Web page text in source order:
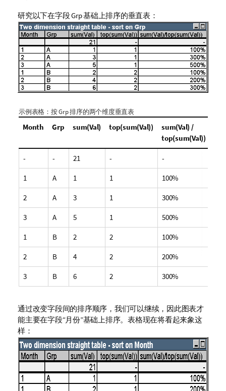
研究以下在字段 Grp 基础上排序的垂直表：
示例表格：按Grp排序的两个维度垂直表
Month Grp sum(Val) top(sum(Val))
sum(Val) /
top(sum(Val))
- - 21 - -
1 A 1 1 100%
2 A 3 1 300%
3 A 5 1 500%
1 B 2 2 100%
2 B 4 2 200%
3 B 6 2 300%
通过改变字段间的排序顺序，我们可以继续，因此图表才
能主要在字段“月份”基础上排序。表格现在将看起来象这
样：